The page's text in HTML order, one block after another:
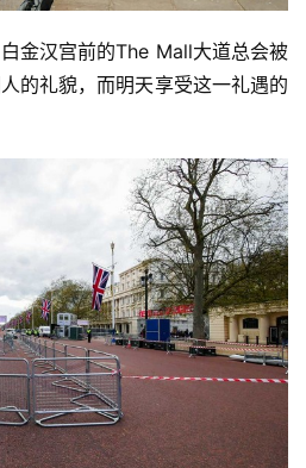
金汉宫前的The Mall大道总会被
的礼貌，而明天享受这一礼遇的